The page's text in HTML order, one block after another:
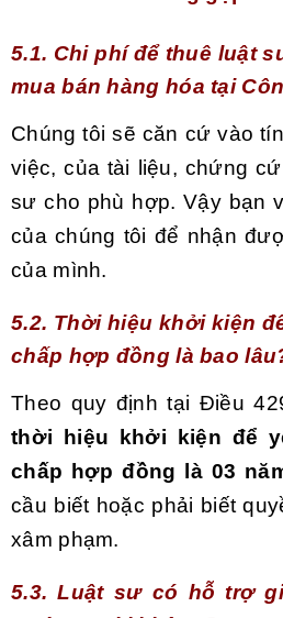
5.1. Chi phí để thuê luật
mua bán hàng hóa tại
Chúng tôi sẽ căn cứ vào
việc, của tài liệu, chứng
sư cho phù hợp. Vậy bạn
của chúng tôi để nhận
của mình.
5.2. Thời hiệu khởi kiện
chấp hợp đồng là bao
Theo quy định tại Điều
thời hiệu khởi kiện để
chấp hợp đồng là 03
cầu biết hoặc phải biết
xâm phạm.
5.3. Luật sư có hỗ trợ